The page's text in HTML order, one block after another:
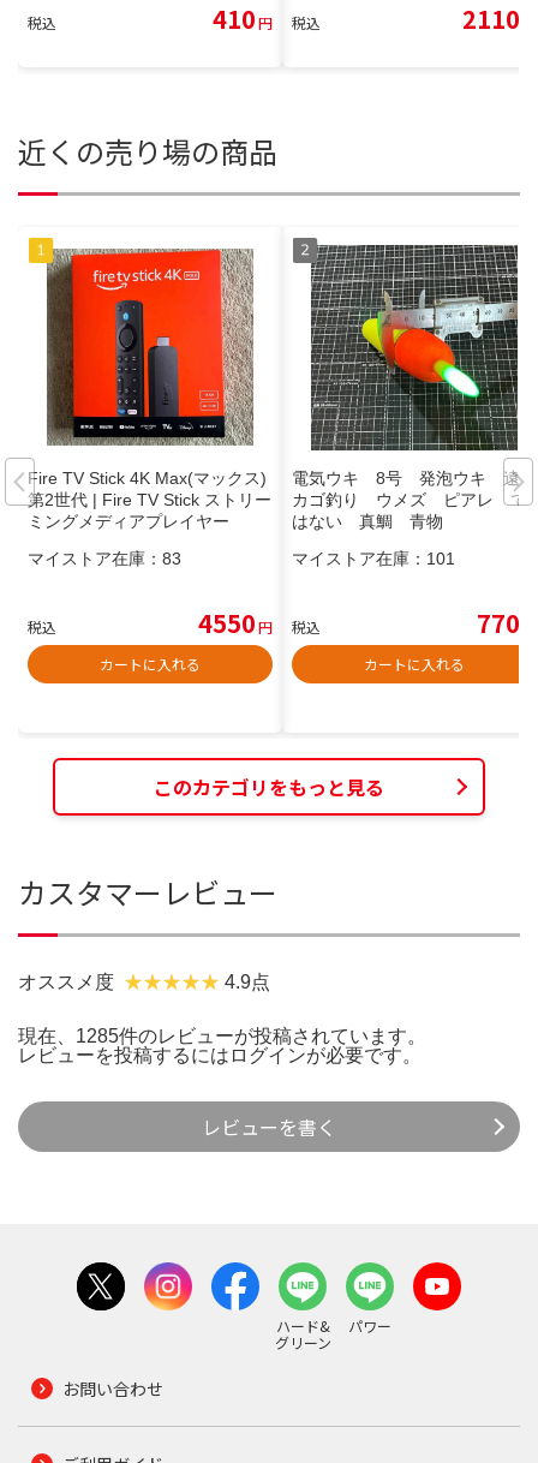
税込 410円 税込 2110
近くの売り場の商品
Fire TV Stick 4K Max(マックス)
第2世代 | Fire TV Stick ストリー
ミングメディアプレイヤー
マイストア在庫： 83
税込 4550円
カートに入れる
電気ウキ 8号 発泡ウキ 遠投
カゴ釣り ウメズ ピアレ で
はない 真鯛 青物
マイストア在庫： 101
税込 770
カートに入れる
このカテゴリをもっと見る
カスタマーレビュー
オススメ度 4.9点
現在、1285件のレビューが投稿されています。
レビューを投稿するには ログインが必要です。
レビューを書く
ハード&
グリーン
パワー
お問い合わせ